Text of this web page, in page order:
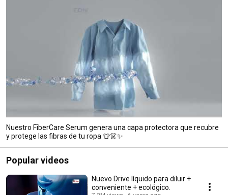
Nuestro FiberCare Serum genera una capa protectora que recubre
y protege las fibras de tu ropa 👕👗✨
Popular videos
Nuevo Drive líquido para diluir +
conveniente + ecológico.